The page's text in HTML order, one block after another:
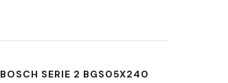
BOSCH SERIE 2 BGS05X240